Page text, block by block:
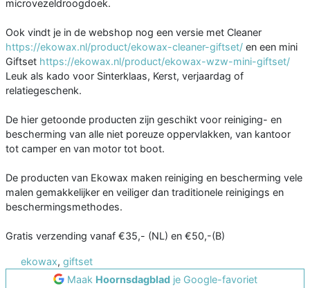
microvezeldroogdoek.
Ook vindt je in de webshop nog een versie met Cleaner
https://ekowax.nl/product/ekowax-cleaner-giftset/ en een mini
Giftset https://ekowax.nl/product/ekowax-wzw-mini-giftset/
Leuk als kado voor Sinterklaas, Kerst, verjaardag of
relatiegeschenk.
De hier getoonde producten zijn geschikt voor reiniging- en
bescherming van alle niet poreuze oppervlakken, van kantoor
tot camper en van motor tot boot.
De producten van Ekowax maken reiniging en bescherming vele
malen gemakkelijker en veiliger dan traditionele reinigings en
beschermingsmethodes.
Gratis verzending vanaf €35,- (NL) en €50,-(B)
ekowax, giftset
Maak Hoornsdagbladje Google-favoriet